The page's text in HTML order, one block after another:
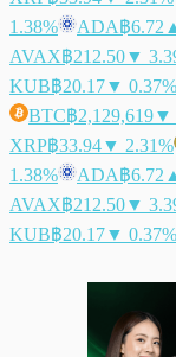
1.38%
ADA฿6.72
AVAX฿212.50▼
KUB฿20.17▼ 0.37%
BTC฿2,129,619▼
XRP฿33.94▼ 2.31%
1.38%
ADA฿6.72
AVAX฿212.50▼
KUB฿20.17▼ 0.37%